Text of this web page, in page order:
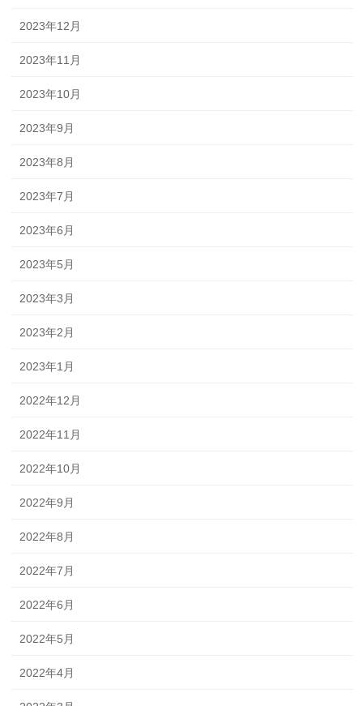
2023年12月
2023年11月
2023年10月
2023年9月
2023年8月
2023年7月
2023年6月
2023年5月
2023年3月
2023年2月
2023年1月
2022年12月
2022年11月
2022年10月
2022年9月
2022年8月
2022年7月
2022年6月
2022年5月
2022年4月